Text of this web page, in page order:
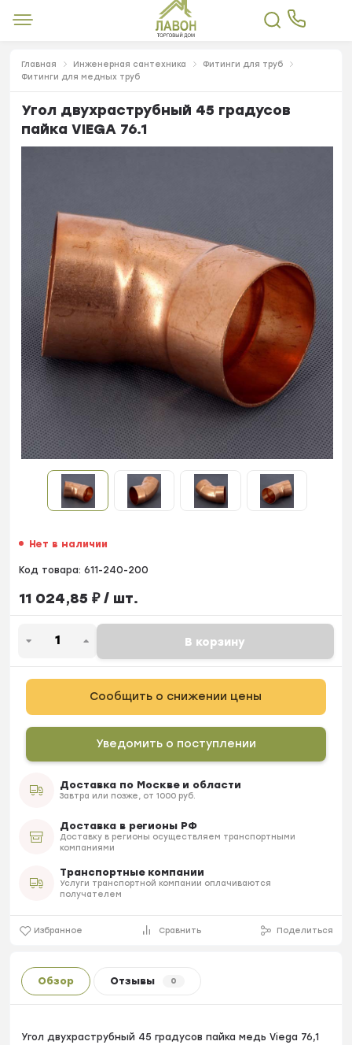
Главная Инженерная сантехника
Фитинги для труб
Фитинги для медных труб
Угол двухраструбный 45 градусов
пайка VIEGA 76.1
Нет в наличии
Код товара: 611-240-200
11 024,85 ₽/ шт.
В корзину
Сообщить о снижении цены
Уведомить о поступлении
Доставка по Москве и области
Завтра или позже, от 1000 руб.
Доставка в регионы РФ
Доставку в регионы осуществляем транспортными
компаниями
Транспортные компании
Услуги транспортной компании оплачиваются
получателем
Избранное Сравнить Поделиться
Обзор Отзывы 0
Угол двухраструбный 45 градусов пайка медь Viega 76,1